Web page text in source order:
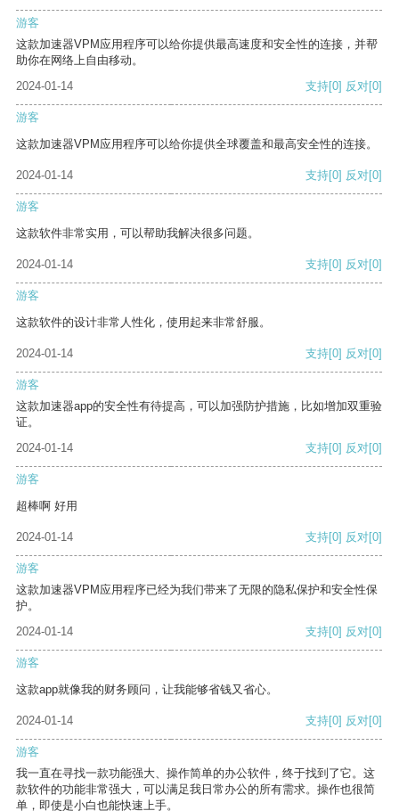
游客
这款加速器VPM应用程序可以给你提供最高速度和安全性的连接，并帮
助你在网络上自由移动。
2024-01-14
支持[0] 反对[0]
游客
这款加速器VPM应用程序可以给你提供全球覆盖和最高安全性的连接。
2024-01-14 支持[0] 反对[0]
游客
这款软件非常实用，可以帮助我解决很多问题。
2024-01-14 支持[0] 反对[0]
游客
这款软件的设计非常人性化，使用起来非常舒服。
2024-01-14 支持[0] 反对[0]
游客
这款加速器app的安全性有待提高，可以加强防护措施，比如增加双重验
证。
2024-01-14
支持[0] 反对[0]
游客
超棒啊 好用
2024-01-14 支持[0] 反对[0]
游客
这款加速器VPM应用程序已经为我们带来了无限的隐私保护和安全性保
护。
2024-01-14
支持[0] 反对[0]
游客
这款app就像我的财务顾问，让我能够省钱又省心。
2024-01-14 支持[0] 反对[0]
游客
我一直在寻找一款功能强大、操作简单的办公软件，终于找到了它。这
款软件的功能非常强大，可以满足我日常办公的所有需求。操作也很简
单，即使是小白也能快速上手。